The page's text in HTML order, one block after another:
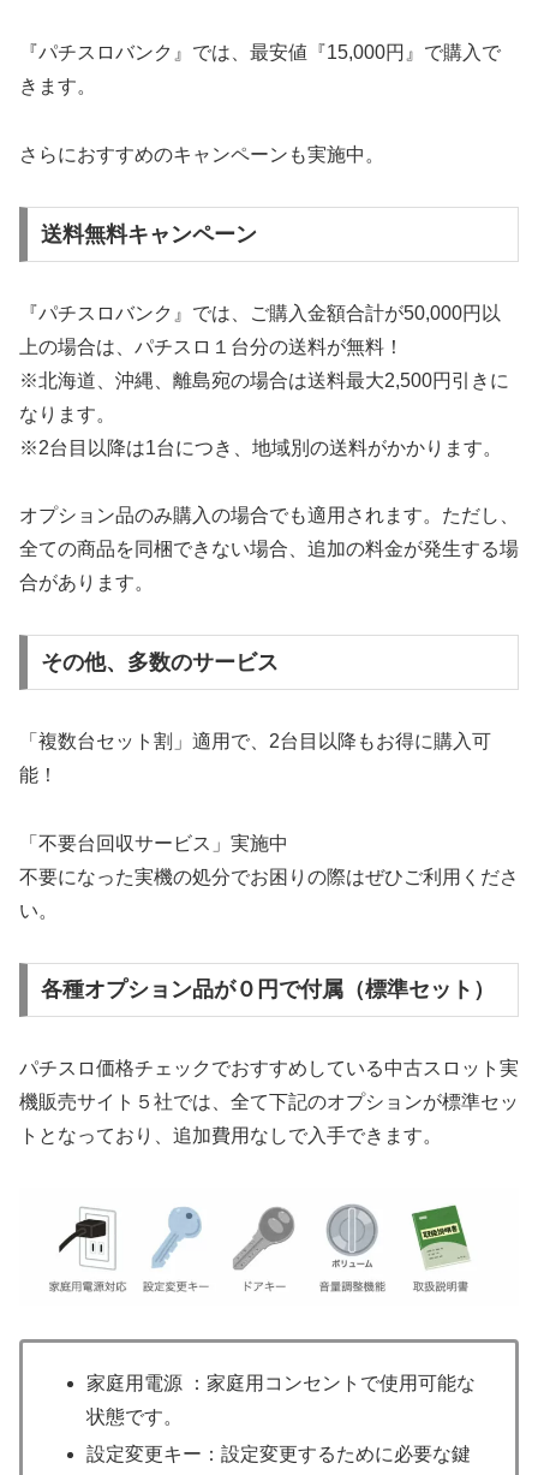
『パチスロバンク』では、最安値『15,000円』で購入で
きます。
さらにおすすめのキャンペーンも実施中。
送料無料キャンペーン
『パチスロバンク』では、ご購入金額合計が50,000円以
上の場合は、パチスロ１台分の送料が無料！
※北海道、沖縄、離島宛の場合は送料最大2,500円引きに
なります。
※2台目以降は1台につき、地域別の送料がかかります。
オプション品のみ購入の場合でも適用されます。ただし、
全ての商品を同梱できない場合、追加の料金が発生する場
合があります。
その他、多数のサービス
「複数台セット割」適用で、2台目以降もお得に購入可
能！
「不要台回収サービス」実施中
不要になった実機の処分でお困りの際はぜひご利用くださ
い。
各種オプション品が０円で付属（標準セット）
パチスロ価格チェックでおすすめしている中古スロット実
機販売サイト５社では、全て下記のオプションが標準セッ
トとなっており、追加費用なしで入手できます。
家庭用電源 ：家庭用コンセントで使用可能な
状態です。
設定変更キー：設定変更するために必要な鍵